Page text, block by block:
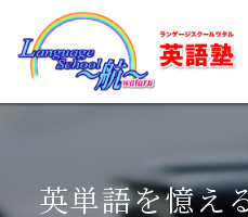
英単語を憶え